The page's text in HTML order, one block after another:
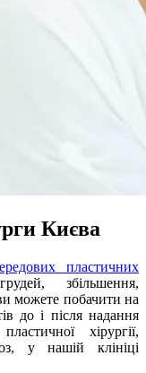
Києва
пластичних
збільшення,
можете побачити на
до і після надання
хірургії,
у нашій клініці